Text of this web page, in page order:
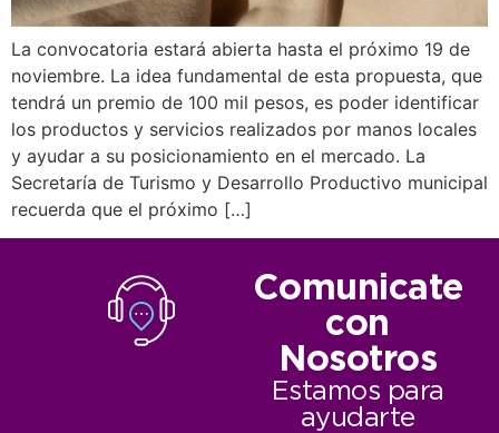
La convocatoria estará abierta hasta el próximo 19 de
noviembre. La idea fundamental de esta propuesta, que
tendrá un premio de 100 mil pesos, es poder identificar
los productos y servicios realizados por manos locales
y ayudar a su posicionamiento en el mercado. La
Secretaría de Turismo y Desarrollo Productivo municipal
recuerda que el próximo […]
Comunicate
con
Nosotros
Estamos para
ayudarte